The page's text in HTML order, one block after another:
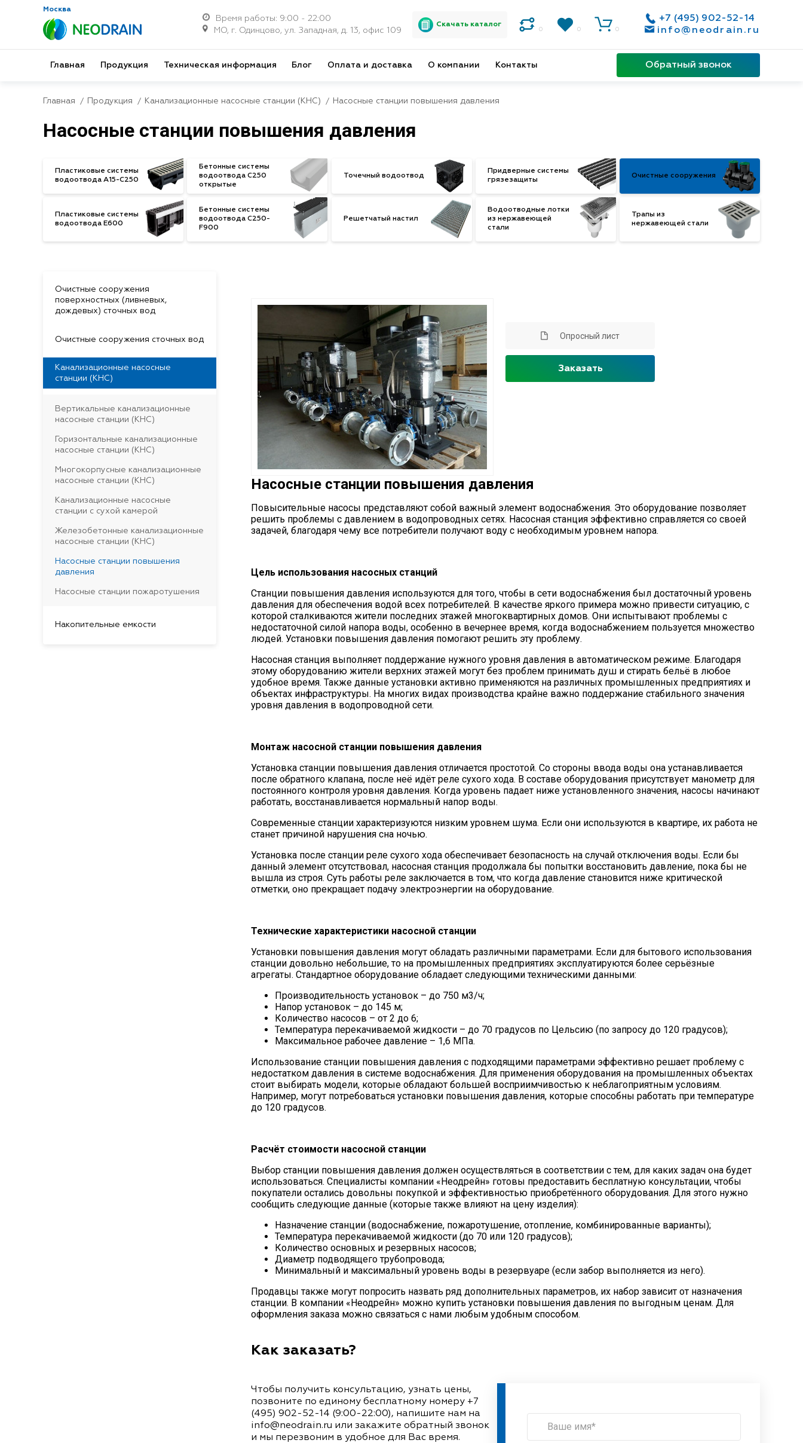
Москва
Время работы: 9:00 - 22:00
МО, г. Одинцово, ул. Западная, д. 13, офис 109
Скачать каталог
0 0 0
+7 (495) 902-52-14
info@neodrain.ru
Главная Продукция Техническая информация Блог Оплата и доставка О компании Контакты Обратный звонок
Главная Продукция Канализационные насосные станции (КНС) Насосные станции повышения давления
Насосные станции повышения давления
Пластиковые системы
водоотвода A15-C250
Бетонные системы
водоотвода С250
открытые
Точечный водоотвод
Придверные системы
грязезащиты
Очистные сооружения
Пластиковые системы
водоотвода E600
Бетонные системы
водоотвода С250-
F900
Решетчатый настил
Водоотводные лотки
из нержавеющей
стали
Трапы из
нержавеющей стали
Очистные сооружения
поверхностных (ливневых,
дождевых) сточных вод
Очистные сооружения сточных вод
Канализационные насосные
станции (КНС)
Вертикальные канализационные
насосные станции (КНС)
Горизонтальные канализационные
насосные станции (КНС)
Многокорпусные канализационные
насосные станции (КНС)
Канализационные насосные
станции с сухой камерой
Железобетонные канализационные
насосные станции (КНС)
Насосные станции повышения
давления
Насосные станции пожаротушения
Накопительные емкости
Опросный лист
Заказать
Насосные станции повышения давления
Повысительные насосы представляют собой важный элемент водоснабжения. Это оборудование позволяет
решить проблемы с давлением в водопроводных сетях. Насосная станция эффективно справляется со своей
задачей, благодаря чему все потребители получают воду с необходимым уровнем напора.
Цель использования насосных станций
Станции повышения давления используются для того, чтобы в сети водоснабжения был достаточный уровень
давления для обеспечения водой всех потребителей. В качестве яркого примера можно привести ситуацию, с
которой сталкиваются жители последних этажей многоквартирных домов. Они испытывают проблемы с
недостаточной силой напора воды, особенно в вечернее время, когда водоснабжением пользуется множество
людей. Установки повышения давления помогают решить эту проблему.
Насосная станция выполняет поддержание нужного уровня давления в автоматическом режиме. Благодаря
этому оборудованию жители верхних этажей могут без проблем принимать душ и стирать бельё в любое
удобное время. Также данные установки активно применяются на различных промышленных предприятиях и
объектах инфраструктуры. На многих видах производства крайне важно поддержание стабильного значения
уровня давления в водопроводной сети.
Монтаж насосной станции повышения давления
Установка станции повышения давления отличается простотой. Со стороны ввода воды она устанавливается
после обратного клапана, после неё идёт реле сухого хода. В составе оборудования присутствует манометр для
постоянного контроля уровня давления. Когда уровень падает ниже установленного значения, насосы начинают
работать, восстанавливается нормальный напор воды.
Современные станции характеризуются низким уровнем шума. Если они используются в квартире, их работа не
станет причиной нарушения сна ночью.
Установка после станции реле сухого хода обеспечивает безопасность на случай отключения воды. Если бы
данный элемент отсутствовал, насосная станция продолжала бы попытки восстановить давление, пока бы не
вышла из строя. Суть работы реле заключается в том, что когда давление становится ниже критической
отметки, оно прекращает подачу электроэнергии на оборудование.
Технические характеристики насосной станции
Установки повышения давления могут обладать различными параметрами. Если для бытового использования
станции довольно небольшие, то на промышленных предприятиях эксплуатируются более серьёзные
агрегаты. Стандартное оборудование обладает следующими техническими данными:
Производительность установок – до 750 м3/ч;
Напор установок – до 145 м;
Количество насосов – от 2 до 6;
Температура перекачиваемой жидкости – до 70 градусов по Цельсию (по запросу до 120 градусов);
Максимальное рабочее давление – 1,6 МПа.
Использование станции повышения давления с подходящими параметрами эффективно решает проблему с
недостатком давления в системе водоснабжения. Для применения оборудования на промышленных объектах
стоит выбирать модели, которые обладают большей восприимчивостью к неблагоприятным условиям.
Например, могут потребоваться установки повышения давления, которые способны работать при температуре
до 120 градусов.
Расчёт стоимости насосной станции
Выбор станции повышения давления должен осуществляться в соответствии с тем, для каких задач она будет
использоваться. Специалисты компании «Неодрейн» готовы предоставить бесплатную консультации, чтобы
покупатели остались довольны покупкой и эффективностью приобретённого оборудования. Для этого нужно
сообщить следующие данные (которые также влияют на цену изделия):
Назначение станции (водоснабжение, пожаротушение, отопление, комбинированные варианты);
Температура перекачиваемой жидкости (до 70 или 120 градусов);
Количество основных и резервных насосов;
Диаметр подводящего трубопровода;
Минимальный и максимальный уровень воды в резервуаре (если забор выполняется из него).
Продавцы также могут попросить назвать ряд дополнительных параметров, их набор зависит от назначения
станции. В компании «Неодрейн» можно купить установки повышения давления по выгодным ценам. Для
оформления заказа можно связаться с нами любым удобным способом.
Как заказать?
Чтобы получить консультацию, узнать цены,
позвоните по единому бесплатному номеру +7
(495) 902-52-14 (9:00-22:00), напишите нам на
info@neodrain.ru или закажите обратный звонок
и мы перезвоним в удобное для Вас время.